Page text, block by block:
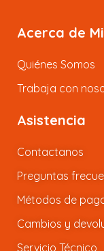
Acerca de
Quiénes Somos
Trabaja con
Asistencia
Contactanos
Preguntas
Métodos de
Cambios y
Servicio Técnico